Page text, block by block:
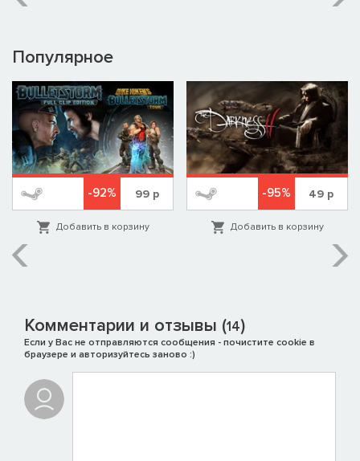
Популярное
-92% 99р
Добавить в корзину
-95% 49 р
Добавить в корзину
Комментарии и отзывы (14)
Если у Вас не отправляются сообщения - почистите cookie в
браузере и авторизуйтесь заново :)